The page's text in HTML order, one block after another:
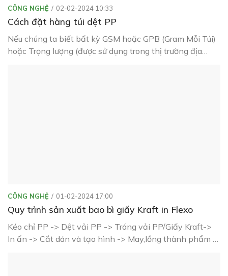
CÔNG NGHỆ 02-02-2024 10:33
Cách đặt hàng túi dệt PP
Nếu chúng ta biết bất kỳ GSM hoặc GPB (Gram Mỗi Túi)
hoặc Trọng lượng (được sử dụng trong thị trường địa
CÔNG NGHỆ 01-02-2024 17:00
Quy trình sản xuất bao bì giấy Kraft in Flexo
Kéo chỉ PP -> Dệt vải PP -> Tráng vải PP/Giấy Kraft->
In ấn -> Cắt dán và tạo hình -> May,lồng thành phẩm -